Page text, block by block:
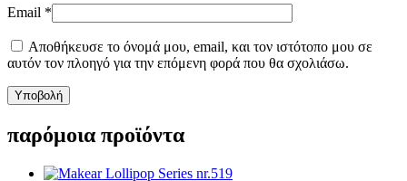
Email *
Αποθήκευσε το όνομά μου, email, και τον ιστότοπο μου σε
αυτόν τον πλοηγό για την επόμενη φορά που θα σχολιάσω.
παρόμοια προϊόντα